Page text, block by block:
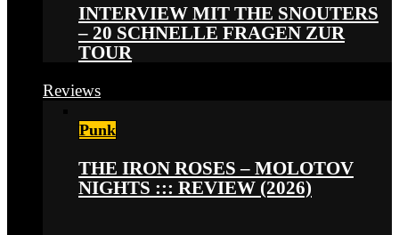
INTERVIEW MIT THE SNOUTERS
– 20 SCHNELLE FRAGEN ZUR
TOUR
Reviews
Punk
THE IRON ROSES – MOLOTOV
NIGHTS ::: REVIEW (2026)